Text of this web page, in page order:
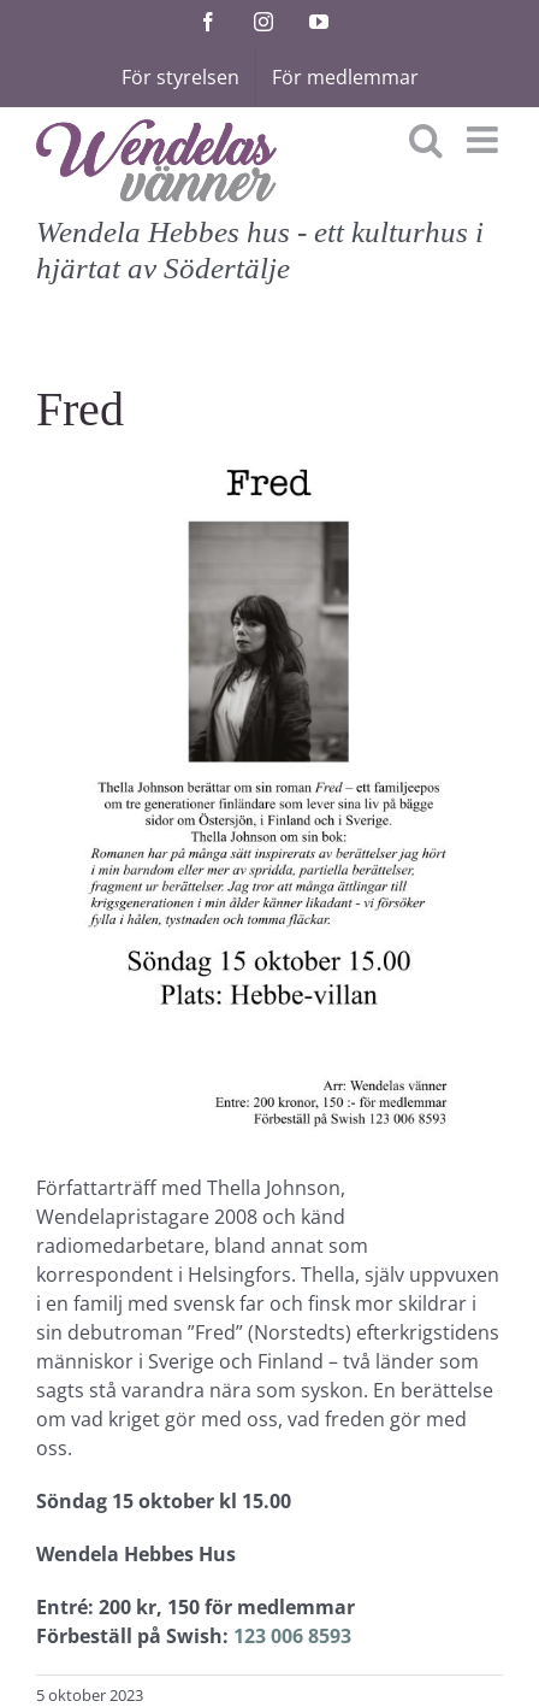
FacebookInstagramYouTube
För styrelsen För medlemmar
Wendela Hebbes hus - ett kulturhus i
hjärtat av Södertälje
Fred
Författarträff med Thella Johnson,
Wendelapristagare 2008 och känd
radiomedarbetare, bland annat som
korrespondent i Helsingfors. Thella, själv uppvuxen
i en familj med svensk far och finsk mor skildrar i
sin debutroman ”Fred” (Norstedts) efterkrigstidens
människor i Sverige och Finland – två länder som
sagts stå varandra nära som syskon. En berättelse
om vad kriget gör med oss, vad freden gör med
oss.
Söndag 15 oktober kl 15.00
Wendela Hebbes Hus
Entré: 200 kr, 150 för medlemmar
Förbeställ på Swish: 123 006 8593
5 oktober 2023